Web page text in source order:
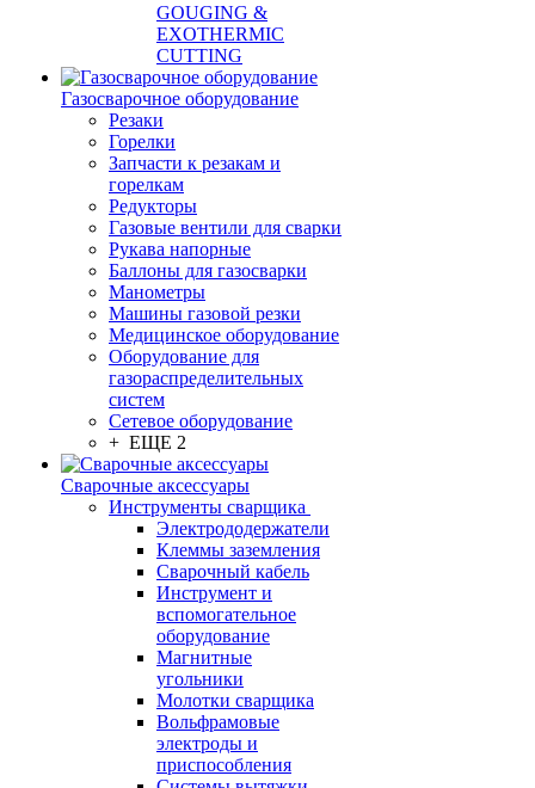
GOUGING &
EXOTHERMIC
CUTTING
Газосварочное оборудование
Резаки
Горелки
Запчасти к резакам и
горелкам
Редукторы
Газовые вентили для сварки
Рукава напорные
Баллоны для газосварки
Манометры
Машины газовой резки
Медицинское оборудование
Оборудование для
газораспределительных
систем
Сетевое оборудование
+ ЕЩЕ 2
Сварочные аксессуары
Инструменты сварщика
Электрододержатели
Клеммы заземления
Сварочный кабель
Инструмент и
вспомогательное
оборудование
Магнитные
угольники
Молотки сварщика
Вольфрамовые
электроды и
приспособления